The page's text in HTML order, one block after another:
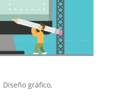
Diseño gráfico,